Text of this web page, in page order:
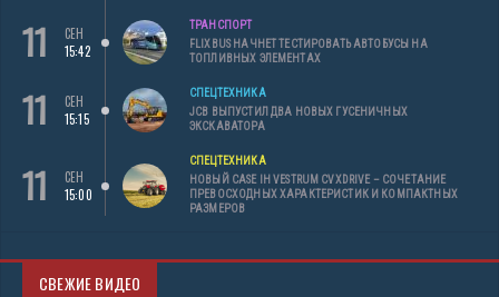
11
СЕН
15:42
ТРАНСПОРТ
FLIXBUS НАЧНЕТ ТЕСТИРОВАТЬ АВТОБУСЫ НА
ТОПЛИВНЫХ ЭЛЕМЕНТАХ
11
СЕН
15:15
СПЕЦТЕХНИКА
JCB ВЫПУСТИЛ ДВА НОВЫХ ГУСЕНИЧНЫХ
ЭКСКАВАТОРА
11
СЕН
15:00
СПЕЦТЕХНИКА
НОВЫЙ CASE IH VESTRUM CVXDRIVE – СОЧЕТАНИЕ
ПРЕВОСХОДНЫХ ХАРАКТЕРИСТИК И КОМПАКТНЫХ
РАЗМЕРОВ
СВЕЖИЕ ВИДЕО